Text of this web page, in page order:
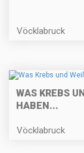
Vöcklabruck
WAS KREBS
ABEN...
Vöcklabruck